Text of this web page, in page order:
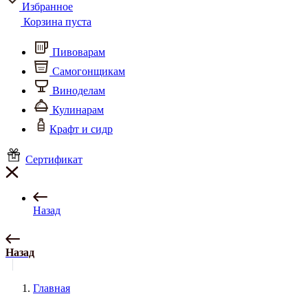
Избранное
Корзина пуста
Пивоварам
Самогонщикам
Виноделам
Кулинарам
Крафт и сидр
Сертификат
Назад
Назад
Главная